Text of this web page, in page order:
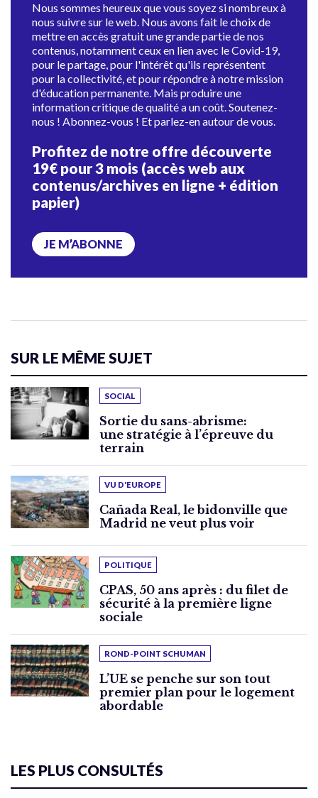
Nous sommes heureux que vous soyez si nombreux à
nous suivre sur le web. Nous avons fait le choix de
mettre en accès gratuit une grande partie de nos
contenus, notamment ceux en lien avec le Covid-19,
pour le partage, pour l'intérêt qu'ils représentent
pour la collectivité, et pour répondre à notre mission
d'éducation permanente. Mais produire une
information critique de qualité a un coût. Soutenez-
nous ! Abonnez-vous ! Et parlez-en autour de vous.
Profitez de notre offre découverte
19€ pour 3 mois (accès web aux
contenus/archives en ligne + édition
papier)
JE M’ABONNE
SUR LE MÊME SUJET
SOCIAL
Sortie du sans-abrisme:
une stratégie à l’épreuve du
terrain
VU D'EUROPE
Cañada Real, le bidonville que
Madrid ne veut plus voir
POLITIQUE
CPAS, 50 ans après : du filet de
sécurité à la première ligne
sociale
ROND-POINT SCHUMAN
L’UE se penche sur son tout
premier plan pour le logement
abordable
LES PLUS CONSULTÉS